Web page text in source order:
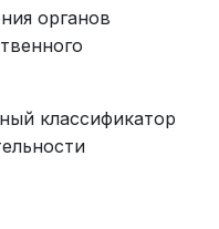
органов
классификатор